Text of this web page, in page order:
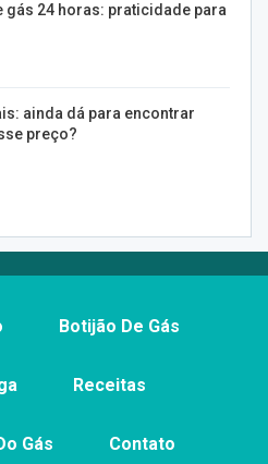
gás 24 horas: praticidade para
ainda dá para encontrar
preço?
Botijão De Gás
Receitas
Gás Contato